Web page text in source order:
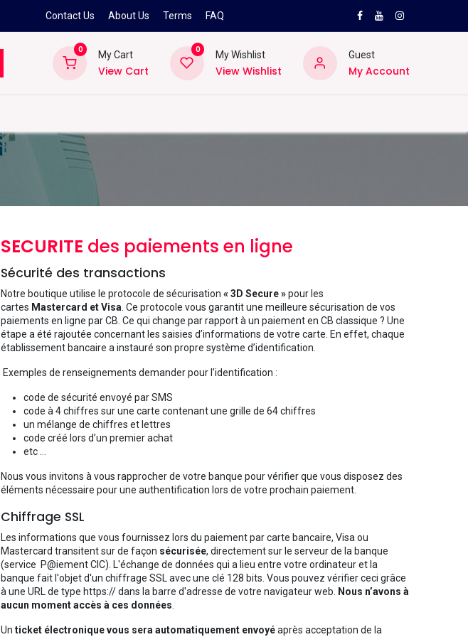
Contact Us About Us Terms FAQ
0
My Cart
View Cart
0
My Wishlist
View Wishlist
Guest
My Account
SECURITE des paiements en ligne
Sécurité des transactions
Notre boutique utilise le protocole de sécurisation « 3D Secure »pour les
cartes Mastercard et Visa. Ce protocole vous garantit une meilleure sécurisation de vos
paiements en ligne par CB. Ce qui change par rapport à un paiement en CB classique ? Une
étape a été rajoutée concernant les saisies d’informations de votre carte. En effet, chaque
établissement bancaire a instauré son propre système d’identification.
Exemples de renseignements demander pour l’identification :
code de sécurité envoyé par SMS
code à 4 chiffres sur une carte contenant une grille de 64 chiffres
un mélange de chiffres et lettres
code créé lors d’un premier achat
etc …
Nous vous invitons à vous rapprocher de votre banque pour vérifier que vous disposez des
éléments nécessaire pour une authentification lors de votre prochain paiement.
Chiffrage SSL
Les informations que vous fournissez lors du paiement par carte bancaire, Visa ou
Mastercard transitent sur de façon sécurisée, directement sur le serveur de la banque
(service P@iement CIC). L'échange de données qui a lieu entre votre ordinateur et la
banque fait l'objet d'un chiffrage SSL avec une clé 128 bits. Vous pouvez vérifier ceci grâce
à une URL de type https:// dans la barre d'adresse de votre navigateur web. Nous n’avons à
aucun moment accès à ces données.
Un ticket électronique vous sera automatiquement envoyéaprès acceptation de la